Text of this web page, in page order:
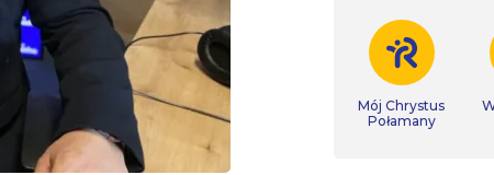
Mój Chrystus
Połamany